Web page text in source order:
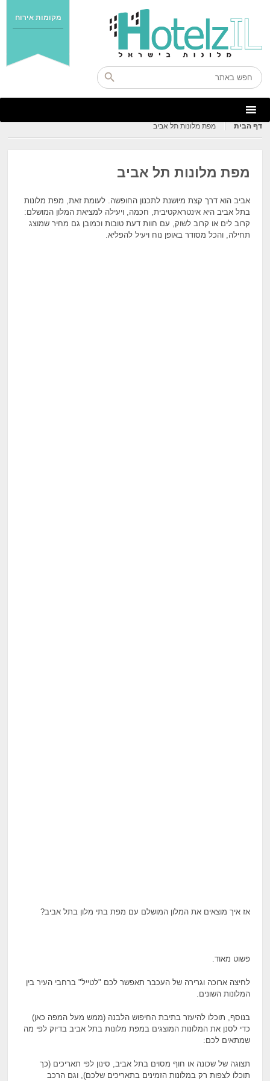
מקומות אירוח
דף הבית מפת מלונות תל אביב
מפת מלונות תל אביב
אביב הוא דרך קצת מיושנת לתכנון החופשה. לעומת זאת, מפת מלונות
בתל אביב היא אינטראקטיבית, חכמה, ויעילה למציאת המלון המושלם:
קרוב לים או קרוב לשוק, עם חוות דעת טובות וכמובן גם מחיר שמוצג
תחילה, והכל מסודר באופן נוח ויעיל להפליא.
אז איך מוצאים את המלון המושלם עם מפת בתי מלון בתל אביב?
פשוט מאוד.
לחיצה ארוכה וגרירה של העכבר תאפשר לכם "לטייל" ברחבי העיר בין
המלונות השונים.
בנוסף, תוכלו להיעזר בתיבת החיפוש הלבנה (ממש מעל המפה כאן)
כדי לסנן את המלונות המוצגים במפת מלונות בתל אביב בדיוק לפי מה
שמתאים לכם:
תצוגה של שכונה או חוף מסוים בתל אביב, סינון לפי תאריכים (כך
תוכלו לצפות רק במלונות הזמינים בתאריכים שלכם), וגם הרכב